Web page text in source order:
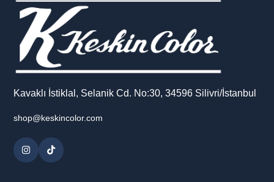
Kavaklı İstiklal, Selanik Cd. No:30, 34596 Silivri/İstanbul
shop@keskincolor.com